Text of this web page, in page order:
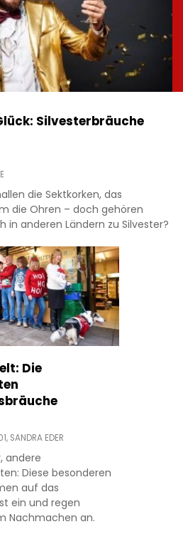
Silvesterbräuche
die Sektkorken, das
die Ohren – doch gehören
in anderen Ländern zu Silvester?
Die
SANDRA EDER
andere
Diese besonderen
auf das
ein und regen
Nachmachen an.